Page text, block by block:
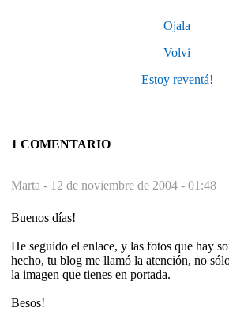
Ojala
Volvi
Estoy reventá!
1 COMENTARIO
Marta - 12 de noviembre de 2004 - 01:48
Buenos días!
He seguido el enlace, y las fotos que hay
hecho, tu blog me llamó la atención, no
la imagen que tienes en portada.
Besos!